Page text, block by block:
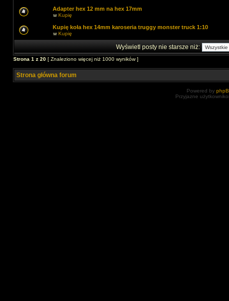
Adapter hex 12 mm na hex 17mm
wKupię
Kupię koła hex 14mm karoseria truggy monster truck 1:10
wKupię
Wyświetl posty nie starsze niż:
Strona 1 z 20 [ Znaleziono więcej niż 1000 wyników ]
Strona główna forum
Powered by
Przyjazne